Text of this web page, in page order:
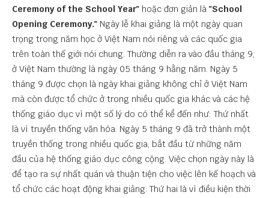
Ceremony of the School Year" hoặc đơn giản là "School
Opening Ceremony." Ngày lễ khai giảng là một ngày quan
trọng trong năm học ở Việt Nam nói riêng và các quốc gia
trên toàn thế giới nói chung. Thường diễn ra vào đầu tháng 9,
ở Việt Nam thường là ngày 05 tháng 9 hằng năm. Ngày 5
tháng 9 được chọn là ngày khai giảng không chỉ ở Việt Nam
mà còn được tổ chức ở trong nhiều quốc gia khác và các hệ
thống giáo dục vì một số lý do có thể kể đến như: Thứ nhất
là vì truyền thống văn hóa. Ngày 5 tháng 9 đã trở thành một
truyền thống trong nhiều quốc gia, bắt đầu từ những năm
đầu của hệ thống giáo dục công cộng. Việc chọn ngày này là
để tạo ra sự nhất quán và thuận tiện cho việc lên kế hoạch và
tổ chức các hoạt động khai giảng. Thứ hai là vì điều kiện thời